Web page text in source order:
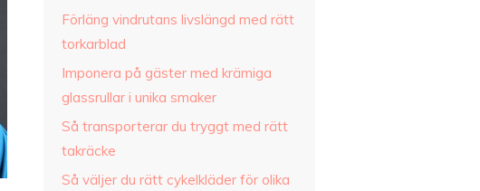
Förläng vindrutans livslängd med rätt
torkarblad
Imponera på gäster med krämiga
glassrullar i unika smaker
Så transporterar du tryggt med rätt
takräcke
Så väljer du rätt cykelkläder för olika